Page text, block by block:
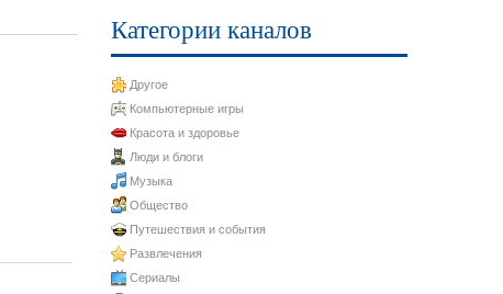
Категории каналов
Другое
Компьютерные игры
Красота и здоровье
Люди и блоги
Музыка
Общество
Путешествия и события
Развлечения
Сериалы